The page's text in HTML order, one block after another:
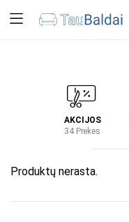
AKCIJOS
34 Prekes
Produktų nerasta.